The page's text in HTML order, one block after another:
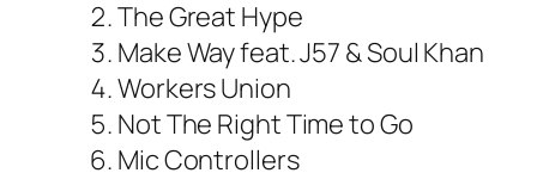
The Great Hype
Make Way feat. J57 & Soul Khan
Workers Union
Not The Right Time to Go
Mic Controllers